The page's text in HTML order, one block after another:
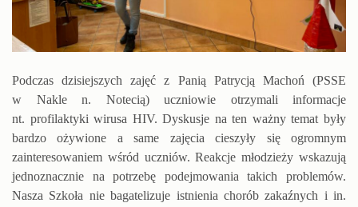
Podczas dzisiejszych zajęć z Panią Patrycją Machoń (PSSE
w Nakle n. Notecią) uczniowie otrzymali informacje
nt. profilaktyki wirusa HIV. Dyskusje na ten ważny temat były
bardzo ożywione a same zajęcia cieszyły się ogromnym
zainteresowaniem wśród uczniów. Reakcje młodzieży wskazują
jednoznacznie na potrzebę podejmowania takich problemów.
Nasza Szkoła nie bagatelizuje istnienia chorób zakaźnych i in.